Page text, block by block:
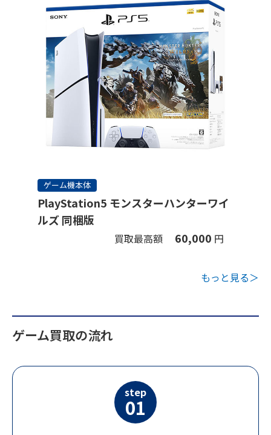
ゲーム機本体
PlayStation5 モンスターハンターワイ
ルズ 同梱版
買取最高額 60,000 円
もっと見る＞
ゲーム買取の流れ
step
01